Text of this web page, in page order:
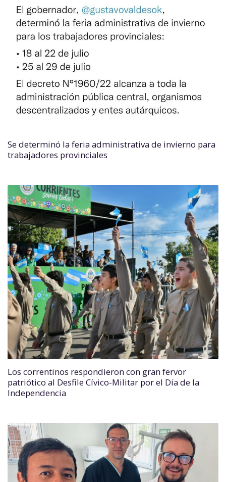
Se determinó la feria administrativa de invierno para
trabajadores provinciales
Los correntinos respondieron con gran fervor
patriótico al Desfile Cívico-Militar por el Día de la
Independencia